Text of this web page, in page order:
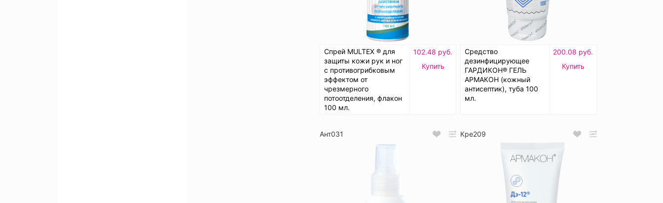
Спрей MULTEX ® для
защиты кожи рук и ног
с противогрибковым
эффектом от
чрезмерного
потоотделения, флакон
100 мл.
102.48 руб.
Купить
Средство
дезинфицирующее
ГАРДИКОН® ГЕЛЬ
АРМАКОН (кожный
антисептик), туба 100
мл.
200.08 руб.
Купить
Ант031 Кре209